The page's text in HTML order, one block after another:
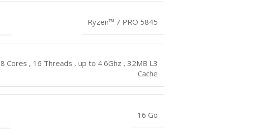
Ryzen™ 7 PRO 5845
8 Cores , 16 Threads , up to 4.6Ghz , 32MB L3
Cache
16 Go